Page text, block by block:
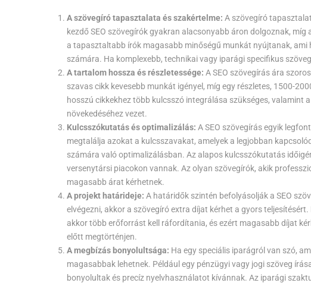
A szövegíró tapasztalata és szakértelme: A szövegíró
kezdő SEO szövegírók gyakran alacsonyabb áron dolgoznak,
a tapasztaltabb írók magasabb minőségű munkát nyújtanak,
számára. Ha komplexebb, technikai vagy iparági specifikus
A tartalom hossza és részletessége: A SEO szövegírás ára
szavas cikk kevesebb munkát igényel, míg egy részletes, 1500-
hosszú cikkekhez több kulcsszó integrálása szükséges, valamint
növekedéséhez vezet.
Kulcsszókutatás és optimalizálás: A SEO szövegírás egyik
megtalálja azokat a kulcsszavakat, amelyek a legjobban
számára való optimalizálásban. Az alapos kulcsszókutatás
versenytársi piacokon vannak. Az olyan szövegírók, akik
magasabb árat kérhetnek.
A projekt határideje: A határidők szintén befolyásolják a SEO
elvégezni, akkor a szövegíró extra díjat kérhet a gyors
akkor több erőforrást kell ráfordítania, és ezért magasabb díjat
előtt megtörténjen.
A megbízás bonyolultsága: Ha egy speciális iparágról van szó,
magasabbak lehetnek. Például egy pénzügyi vagy jogi szöveg
bonyolultak és precíz nyelvhasználatot kívánnak. Az iparági